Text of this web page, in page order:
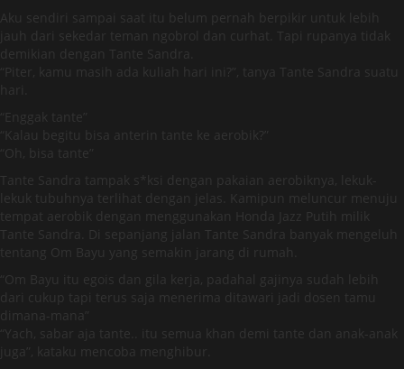
Aku sendiri sampai saat itu belum pernah berpikir untuk lebih
jauh dari sekedar teman ngobrol dan curhat. Tapi rupanya tidak
demikian dengan Tante Sandra.
“Piter, kamu masih ada kuliah hari ini?”, tanya Tante Sandra suatu
hari.
“Enggak tante”
“Kalau begitu bisa anterin tante ke aerobik?”
“Oh, bisa tante”
Tante Sandra tampak s*ksi dengan pakaian aerobiknya, lekuk-
lekuk tubuhnya terlihat dengan jelas. Kamipun meluncur menuju
tempat aerobik dengan menggunakan Honda Jazz Putih milik
Tante Sandra. Di sepanjang jalan Tante Sandra banyak mengeluh
tentang Om Bayu yang semakin jarang di rumah.
“Om Bayu itu egois dan gila kerja, padahal gajinya sudah lebih
dari cukup tapi terus saja menerima ditawari jadi dosen tamu
dimana-mana”
“Yach, sabar aja tante.. itu semua khan demi tante dan anak-anak
juga”, kataku mencoba menghibur.